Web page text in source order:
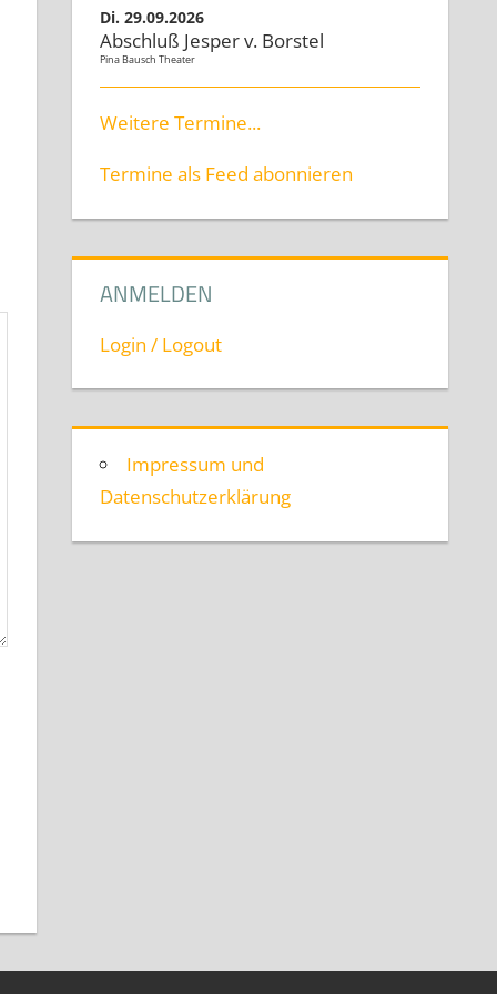
Di. 29.09.2026
Abschluß Jesper v. Borstel
Pina Bausch Theater
Weitere Termine...
Termine als Feed abonnieren
ANMELDEN
Login / Logout
Impressum und
Datenschutzerklärung